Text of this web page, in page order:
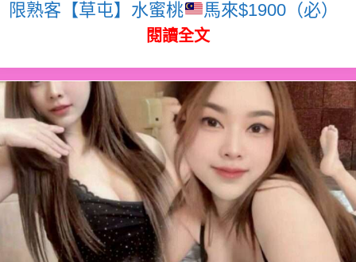
限熟客【草屯】水蜜桃 馬來$1900（必）
閱讀全文